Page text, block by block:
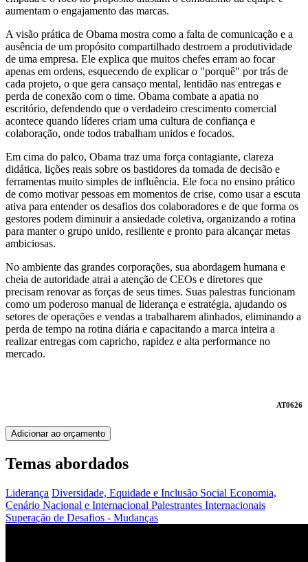
aumentam o engajamento das marcas.
A visão prática de Obama mostra como a falta de comunicação e a
ausência de um propósito compartilhado destroem a produtividade
de uma empresa. Ele explica que muitos chefes erram ao focar
apenas em ordens, esquecendo de explicar o "porquê" por trás de
cada projeto, o que gera cansaço mental, lentidão nas entregas e
perda de conexão com o time. Obama combate a apatia no
escritório, defendendo que o verdadeiro crescimento comercial
acontece quando líderes criam uma cultura de confiança e
colaboração, onde todos trabalham unidos e focados.
Em cima do palco, Obama traz uma força contagiante, clareza
didática, lições reais sobre os bastidores da tomada de decisão e
ferramentas muito simples de influência. Ele foca no ensino prático
de como motivar pessoas em momentos de crise, como usar a escuta
ativa para entender os desafios dos colaboradores e de que forma os
gestores podem diminuir a ansiedade coletiva, organizando a rotina
para manter o grupo unido, resiliente e pronto para alcançar metas
ambiciosas.
No ambiente das grandes corporações, sua abordagem humana e
cheia de autoridade atrai a atenção de CEOs e diretores que
precisam renovar as forças de seus times. Suas palestras funcionam
como um poderoso manual de liderança e estratégia, ajudando os
setores de operações e vendas a trabalharem alinhados, eliminando a
perda de tempo na rotina diária e capacitando a marca inteira a
realizar entregas com capricho, rapidez e alta performance no
mercado.
AT0626
Adicionar ao orçamento
Temas abordados
Liderança Diversidade, Equidade e Inclusão Social Economia,
Cenário Nacional e Internacional Palestrantes Internacionais
Superação de Desafios - Mudanças